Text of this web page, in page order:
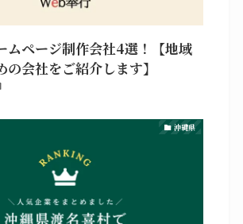
ムページ制作会社4選！【地域
の会社をご紹介します】
沖縄県